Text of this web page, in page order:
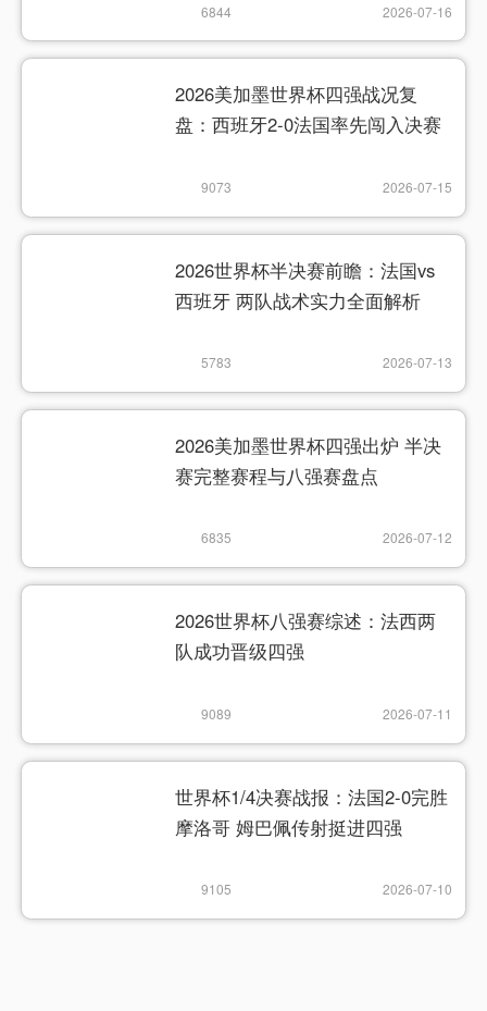
6844 2026-07-16
2026美加墨世界杯四强战况复
盘：西班牙2-0法国率先闯入决赛
9073 2026-07-15
2026世界杯半决赛前瞻：法国vs
西班牙 两队战术实力全面解析
5783 2026-07-13
2026美加墨世界杯四强出炉 半决
赛完整赛程与八强赛盘点
6835 2026-07-12
2026世界杯八强赛综述：法西两
队成功晋级四强
9089 2026-07-11
世界杯1/4决赛战报：法国2-0完胜
摩洛哥 姆巴佩传射挺进四强
9105 2026-07-10